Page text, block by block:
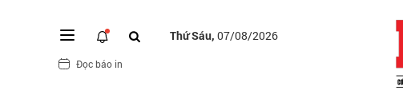
Thứ Sáu, 07/08/2026
Đọc báo in